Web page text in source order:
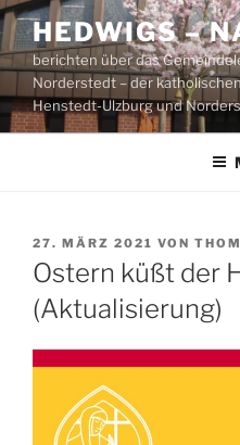
Zum
Inhalt
springen
HEDWIGS –
berichten über das
Norderstedt – der
Henstedt-Ulzburg und
VERÖFFENTLICHT
AM
27. MÄRZ 2021 VON
Ostern küßt der
(Aktualisierung)